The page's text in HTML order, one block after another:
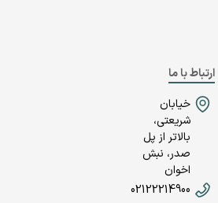
ارتباط با ما
خیابان
شریعتی،
بالاتر از پل
صدر، نبش
اخوان
02122214900